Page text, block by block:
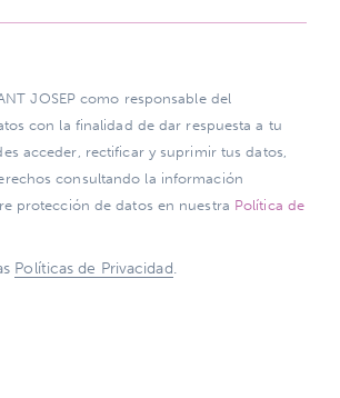
JOSEP como responsable del
con la finalidad de dar respuesta a tu
acceder, rectificar y suprimir tus datos,
consultando la información
protección de datos en nuestra Política de
Políticas de Privacidad.